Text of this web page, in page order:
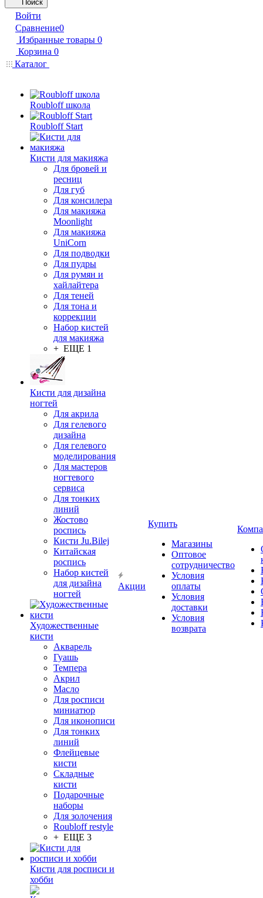
Поиск
Войти
Сравнение0
Избранные товары 0
Корзина 0
Каталог
Roubloff школа
Roubloff Start
Кисти для макияжа
Для бровей и
ресниц
Для губ
Для консилера
Для макияжа
Moonlight
Для макияжа
UniCorn
Для подводки
Для пудры
Для румян и
хайлайтера
Для теней
Для тона и
коррекции
Набор кистей
для макияжа
+ ЕЩЕ 1
Кисти для дизайна
ногтей
Для акрила
Для гелевого
дизайна
Для гелевого
моделирования
Для мастеров
ногтевого
сервиса
Для тонких
линий
Жостово
роспись
Кисти Ju.Bilej
Китайская
роспись
Набор кистей
для дизайна
ногтей
Художественные
кисти
Акварель
Гуашь
Темпера
Акрил
Масло
Для росписи
миниатюр
Для иконописи
Для тонких
линий
Флейцевые
кисти
Складные
кисти
Подарочные
наборы
Для золочения
Roubloff restyle
+ ЕЩЕ 3
Кисти для росписи и
хобби
Акции
Купить
Магазины
Оптовое
сотрудничество
Условия
оплаты
Условия
доставки
Условия
возврата